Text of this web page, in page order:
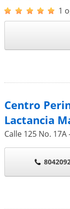
1
Centro
Lactancia
Calle 125 No. 17A